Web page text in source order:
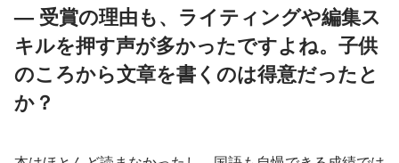
— 受賞の理由も、ライティングや編集ス
キルを押す声が多かったですよね。子供
のころから文章を書くのは得意だったと
か？